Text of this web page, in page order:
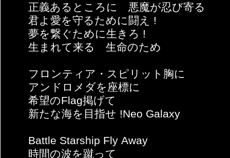
正義あるところに 悪魔が忍び寄る
君よ愛を守るために闘え !
夢を繋ぐために生きろ !
生まれて来る 生命のため
フロンティア・スピリット胸に
アンドロメダを座標に
希望のFlag掲げて
新たな海を目指せ !Neo Galaxy
Battle Starship Fly Away
時間の波を蹴って